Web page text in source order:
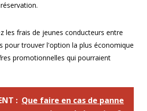
les frais de jeunes conducteurs entre
pour trouver l'option la plus économique
promotionnelles qui pourraient
: Que faire en cas de panne